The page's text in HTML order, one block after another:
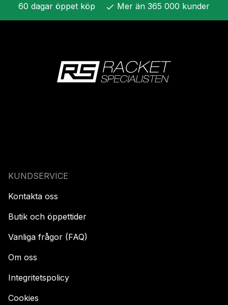
60 dagar öppet köp check Mer än 365 000 kunder
KUNDSERVICE
Kontakta oss
Butik och öppettider
Vanliga frågor (FAQ)
Om oss
Integritetspolicy
Cookies